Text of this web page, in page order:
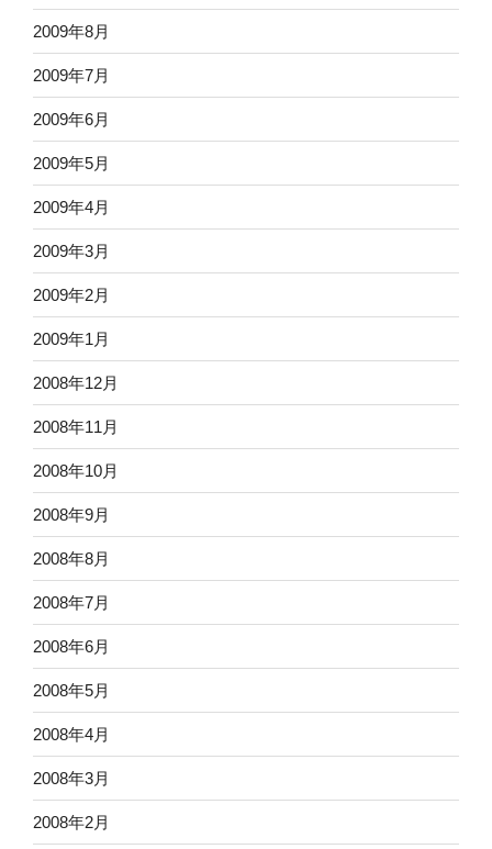
2009年8月
2009年7月
2009年6月
2009年5月
2009年4月
2009年3月
2009年2月
2009年1月
2008年12月
2008年11月
2008年10月
2008年9月
2008年8月
2008年7月
2008年6月
2008年5月
2008年4月
2008年3月
2008年2月